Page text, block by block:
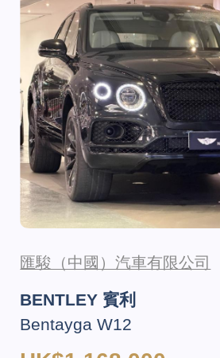
匯駿（中國）汽車有限公司
BENTLEY 賓利
Bentayga W12